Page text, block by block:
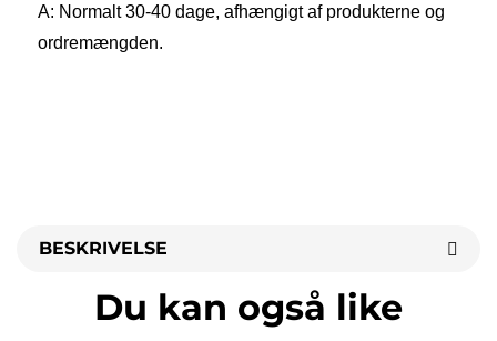
A: Normalt 30-40 dage, afhængigt af produkterne og
ordremængden.
BESKRIVELSE
Du kan også like